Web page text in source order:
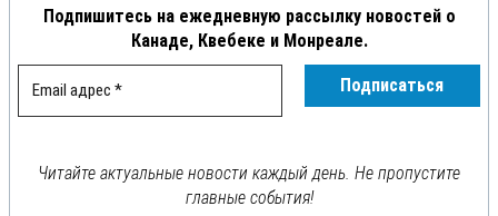
Подпишитесь на ежедневную рассылку новостей о
Канаде, Квебеке и Монреале.
Читайте актуальные новости каждый день. Не пропустите
главные события!